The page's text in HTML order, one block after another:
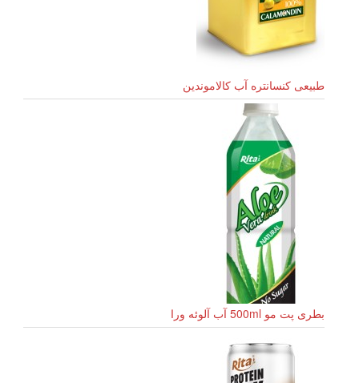
طبیعی کنسانتره آب کالاموندین
بطری پت مو 500ml آب آلوئه ورا